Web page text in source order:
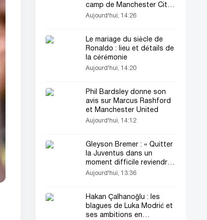
camp de Manchester City
(vidéo)
Aujourd'hui, 14:26
Le mariage du siècle de
Ronaldo : lieu et détails de
la cérémonie
Aujourd'hui, 14:20
Phil Bardsley donne son
avis sur Marcus Rashford
et Manchester United
Aujourd'hui, 14:12
Gleyson Bremer : « Quitter
la Juventus dans un
moment difficile reviendrait
à fuir »
Aujourd'hui, 13:36
Hakan Çalhanoğlu : les
blagues de Luka Modrić et
ses ambitions en